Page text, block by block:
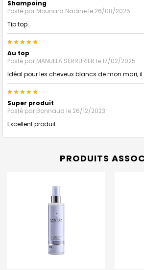
Shampoing
Posté par Mounard Nadine le 26/08/2025
Tip top
5
Au top
Posté par MANUELA SERRURIER le 17/02/2025
Idéal pour les cheveux blancs de mon mari,
5
Super produit
Posté par Bonnaud le 26/12/2023
Excellent produit
PRODUITS